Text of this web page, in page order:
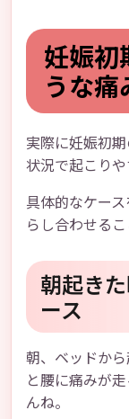
妊娠初
うな
実際に妊娠初
状況で起こりや
具体的なケー
らし合わせる
朝起き
ース
朝、ベッドか
と腰に痛みが
んね。